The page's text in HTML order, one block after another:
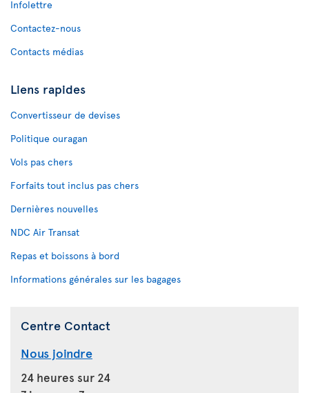
Infolettre
Contactez-nous
Contacts médias
Liens rapides
Convertisseur de devises
Politique ouragan
Vols pas chers
Forfaits tout inclus pas chers
Dernières nouvelles
NDC Air Transat
Repas et boissons à bord
Informations générales sur les bagages
Centre Contact
Nous joindre
24 heures sur 24